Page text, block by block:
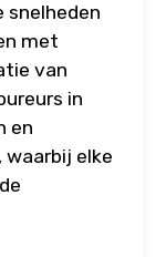
snelheden
met
van
in
en
waarbij elke